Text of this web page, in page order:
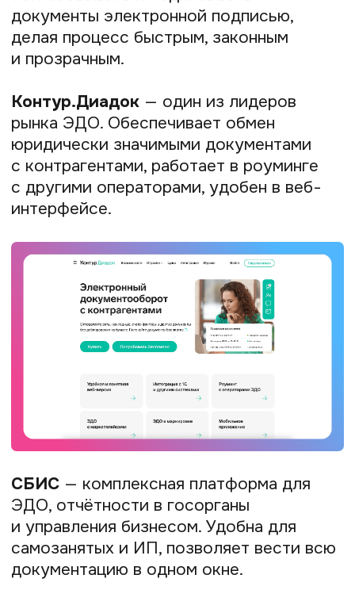
Avito Услуги— площадка для
размещения объявлений и поиска
заказов в своём городе.
VK Работа
для поиска исполнителей и заказчиков,
Самозанятые.РФ— новый маркетплейс
позволяет размещать свои услуги
и откликаться на вакансии, где
проверенные компанию ищут
Запись клиентов
Для самозанятых, работающих в сфере
мастера красоты, тренеры), критически
важна удобная система записи. Сервисы
онлайн-записи позволяют клиентам
самостоятельно выбирать удобное
время в календаре специалиста, вносить
предоплату и получать напоминания. Это
избавляет от необходимости постоянно